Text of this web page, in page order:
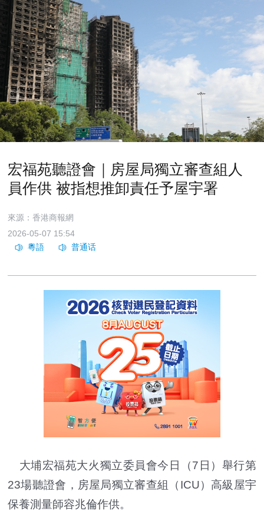
宏福苑聽證會｜房屋局獨立審查組人
員作供 被指想推卸責任予屋宇署
來源：香港商報網
2026-05-07 15:54
大埔宏福苑大火獨立委員會今日（7日）舉行第
23場聽證會，房屋局獨立審查組（ICU）高級屋宇
保養測量師容兆倫作供。